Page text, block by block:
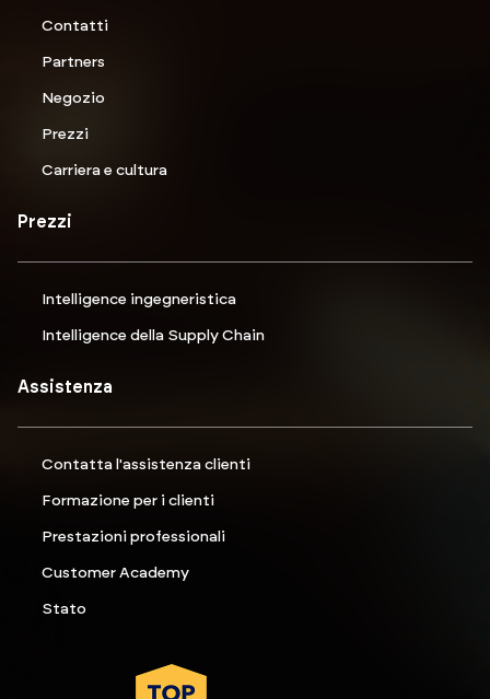
Contatti
Partners
Negozio
Prezzi
Carriera e cultura
Prezzi
Intelligence ingegneristica
Intelligence della Supply Chain
Assistenza
Contatta l'assistenza clienti
Formazione per i clienti
Prestazioni professionali
Customer Academy
Stato